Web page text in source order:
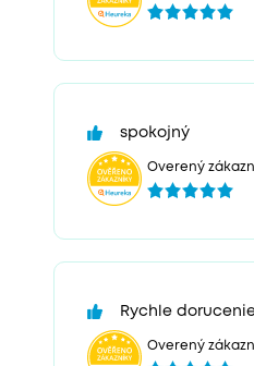
spokojný
Overený
Rychle
Overený